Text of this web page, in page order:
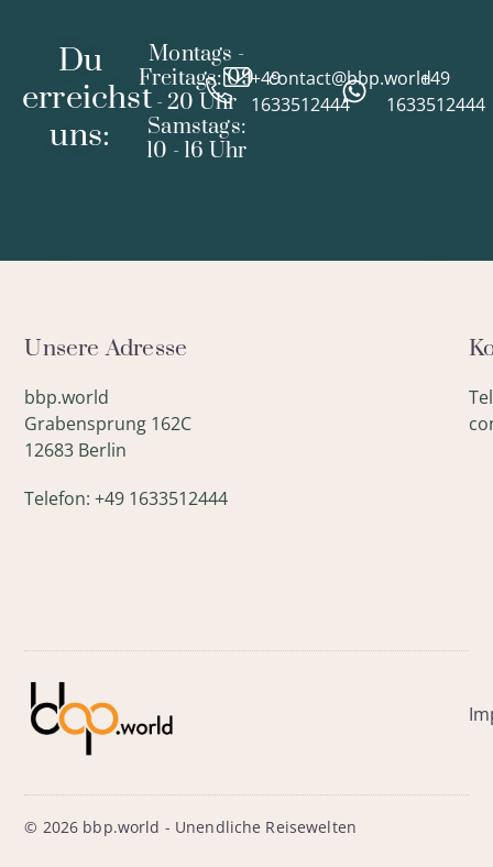
Du
erreichst
uns:
Montags -
Freitags: 09
- 20 Uhr
Samstags:
10 - 16 Uhr
+49
1633512444
contact@bbp.world+49
1633512444
Unsere Adresse
bbp.world
Grabensprung 162C
12683 Berlin
Telefon: +49 1633512444
© 2026 bbp.world - Unendliche Reisewelten